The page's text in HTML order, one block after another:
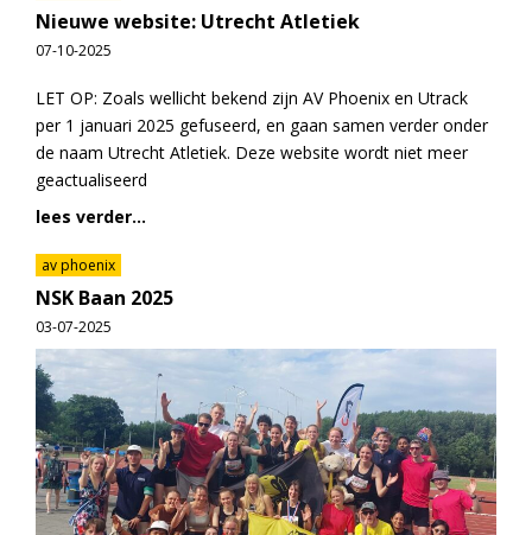
Nieuwe website: Utrecht Atletiek
07-10-2025
LET OP: Zoals wellicht bekend zijn AV Phoenix en Utrack
per 1 januari 2025 gefuseerd, en gaan samen verder onder
de naam Utrecht Atletiek. Deze website wordt niet meer
geactualiseerd
lees verder...
av phoenix
NSK Baan 2025
03-07-2025